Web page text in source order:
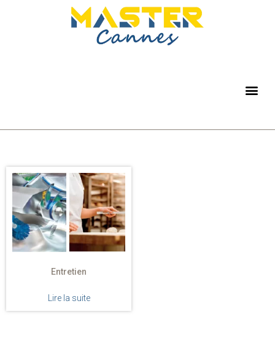
Entretien
Lire la suite